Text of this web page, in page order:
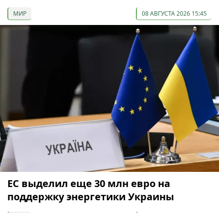
МИР 08 АВГУСТА 2026 15:45
ЕС выделил еще 30 млн евро на
поддержку энергетики Украины